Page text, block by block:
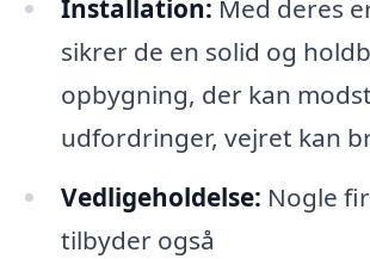
Installation: Med deres
sikrer de en solid og
opbygning, der kan
udfordringer, vejret kan
Vedligeholdelse: Nogle
tilbyder også